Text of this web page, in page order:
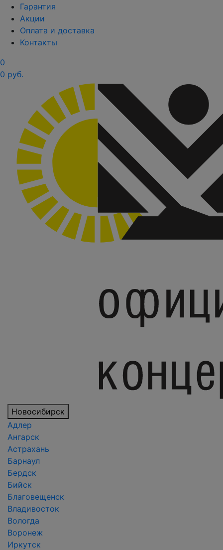
Гарантия
Акции
Оплата и доставка
Контакты
0
0 руб.
Новосибирск
Адлер
Ангарск
Астрахань
Барнаул
Бердск
Бийск
Благовещенск
Владивосток
Вологда
Воронеж
Иркутск